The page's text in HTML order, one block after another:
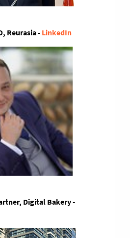
Reurasia - LinkedIn
Digital Bakery -